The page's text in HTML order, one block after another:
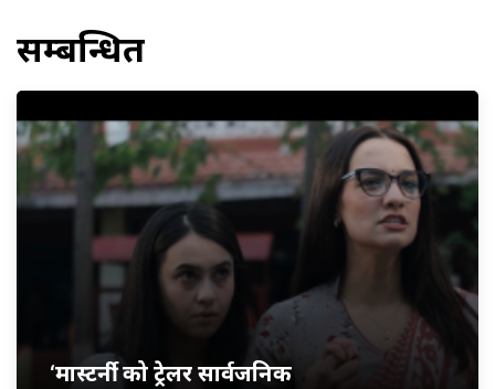
सम्बन्धित
‘मास्टर्नी’ को ट्रेलर सार्वजनिक